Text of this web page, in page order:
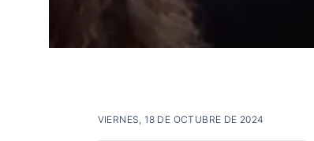
VIERNES, 18 DE OCTUBRE DE 2024